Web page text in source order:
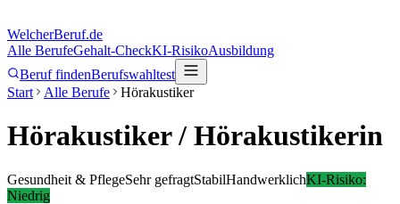
WelcherBeruf.de
Alle BerufeGehalt-CheckKI-RisikoAusbildung
Beruf findenBerufswahltest
Start
Alle Berufe Hörakustiker
Hörakustiker/ Hörakustikerin
Gesundheit & PflegeSehr gefragtStabilHandwerklichKI-Risiko:
Niedrig